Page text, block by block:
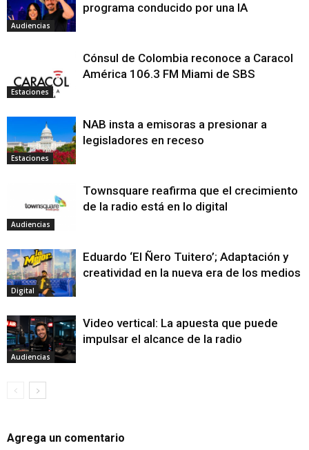
Audiencias
programa conducido por una IA
Estaciones
Cónsul de Colombia reconoce a Caracol
América 106.3 FM Miami de SBS
Estaciones
NAB insta a emisoras a presionar a
legisladores en receso
Audiencias
Townsquare reafirma que el crecimiento
de la radio está en lo digital
Digital
Eduardo ‘El Ñero Tuitero’; Adaptación y
creatividad en la nueva era de los medios
Audiencias
Video vertical: La apuesta que puede
impulsar el alcance de la radio
Agrega un comentario